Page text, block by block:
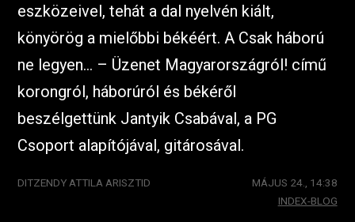
eszközeivel, tehát a dal nyelvén kiált,
könyörög a mielőbbi békéért. A Csak háború
ne legyen… – Üzenet Magyarországról! című
korongról, háborúról és békéről
beszélgettünk Jantyik Csabával, a PG
Csoport alapítójával, gitárosával.
DITZENDY ATTILA ARISZTID
MÁJUS 24., 14:38
INDEX-BLOG